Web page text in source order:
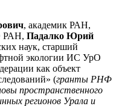
, академик РАН,
РАН, Падалко Юрий
наук, старший
экологии ИС УрО
как объект
(гранты РНФ
пространственного
регионов Урала и